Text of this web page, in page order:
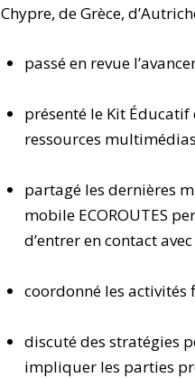
Chypre, de Grèce,
passé en revue
présenté le Kit
ressources
partagé les dernières
mobile ECOROUTES
d’entrer en contact
coordonné les activités
discuté des stratégies
impliquer les parties